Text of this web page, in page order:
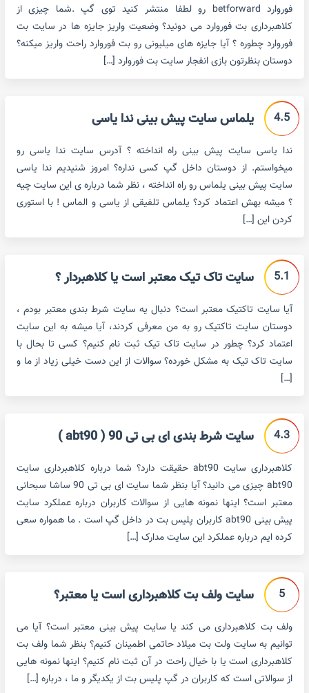
فوروارد betforward رو لطفا منتشر کنید توی گپ .شما چیزی از
کلاهبرداری بت فوروارد می دونید؟ وضعیت واریز جایزه ها در سایت بت
فوروارد چطوره ؟ آیا جایزه های میلیونی رو بت فوروارد راحت واریز میکنه؟
دوستان بنظرتون بازی انفجار سایت بت فوروارد […]
4.5 یلماس سایت پیش بینی ندا یاسی
ندا یاسی سایت پیش بینی راه انداخته ؟ آدرس سایت ندا یاسی رو
میخواستم. از دوستان داخل گپ کسی نداره؟ امروز شنیدیم ندا یاسی
سایت پیش بینی یلماس رو راه انداخته ، نظر شما درباره ی این سایت چیه
؟ میشه بهش اعتماد کرد؟ یلماس تلفیقی از یاسی و الماس ! با استوری
کردن این […]
5.1 سایت تاک تیک معتبر است یا کلاهبردار ؟
آیا سایت تاکتیک معتبر است؟ دنبال یه سایت شرط بندی معتبر بودم ،
دوستان سایت تاکتیک رو به من معرفی کردند، آیا میشه به این سایت
اعتماد کرد؟ چطور در سایت تاک تیک ثبت نام کنیم؟ کسی تا بحال با
سایت تاک تیک به مشکل خورده؟ سوالات از این دست خیلی زیاد از ما و
[…]
4.3 سایت شرط بندی ای بی تی 90 ( abt90 )
کلاهبرداری سایت abt90 حقیقت دارد؟ شما درباره کلاهبرداری سایت
abt90 چیزی می دانید؟ آیا بنظر شما سایت ای بی تی 90 ساشا سبحانی
معتبر است؟ اینها نمونه هایی از سوالات کاربران درباره عملکرد سایت
پیش بینی abt90 کاربران پلیس بت در داخل گپ است . ما همواره سعی
کرده ایم درباره عملکرد این سایت مدارک […]
5 سایت ولف بت کلاهبرداری است یا معتبر؟
ولف بت کلاهبرداری می کند یا سایت پیش بینی معتبر است؟ آیا می
توانیم به سایت ولت بت میلاد حاتمی اطمینان کنیم؟ بنظر شما ولف بت
کلاهبرداری است یا با خیال راحت در آن ثبت نام کنیم؟ اینها نمونه هایی
از سوالاتی است که کاربران در گپ پلیس بت از یکدیگر و ما ، درباره […]